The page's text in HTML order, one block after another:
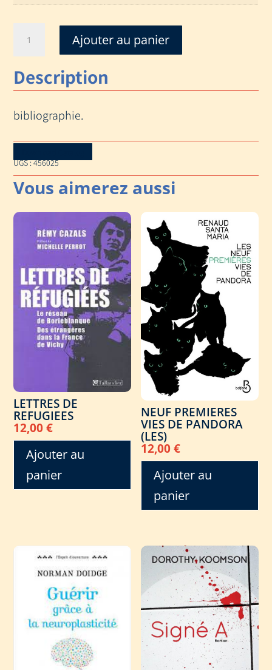
CHEMINS
DE
LA
(LES)
Ajouter au panier
Description
bibliographie.
UGS :456025
LETTRES DE
REFUGIEES
12,00€
Ajouter au
panier
NEUF PREMIERES
VIES DE PANDORA
(LES)
12,00€
Ajouter au
panier